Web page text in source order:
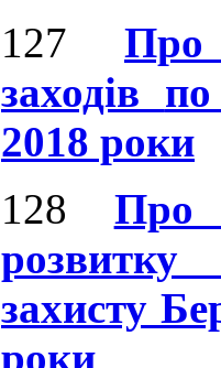
127
заходів
2018 роки
128 Про
захисту
роки